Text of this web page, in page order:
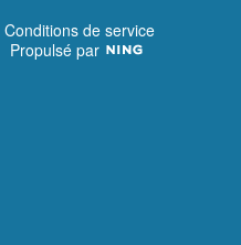
Conditions de service
Propulsé par